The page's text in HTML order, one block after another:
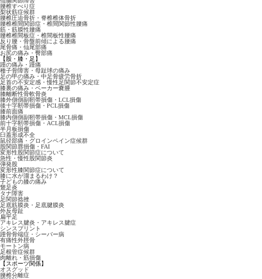
腰椎すべり症
梨状筋症候群
腰椎圧迫骨折・脊椎椎体骨折
腰椎椎間関節症・椎間関節性腰痛
筋・筋膜性腰痛
腰椎椎間板症・椎間板性腰痛
反り腰・骨盤前傾による腰痛
尾骨痛・仙尾部痛
お尻の痛み・臀部痛
【股・膝・足】
踵の痛み・踵痛
種子骨障害・母趾球の痛み
足の甲の痛み・中足骨疲労骨折
足首の不安定感・慢性足関節不安定症
膝裏の痛み・ベーカー嚢腫
膝離断性骨軟骨炎
膝外側側副靭帯損傷・LCL損傷
後十字靭帯損傷・PCL損傷
膝前面痛
膝内側側副靭帯損傷・MCL損傷
前十字靭帯損傷・ACL損傷
半月板損傷
臼蓋形成不全
鼠径部痛・グロインペイン症候群
股関節唇損傷・FAI
変形性股関節症について
急性・慢性股関節炎
弾発股
変形性膝関節症について
膝に水が溜まるわけ？
子どもの膝の痛み
鵞足炎
タナ障害
足関節捻挫
足底筋膜炎・足底腱膜炎
外反母趾
扁平足
アキレス腱炎・アキレス腱症
シンスプリント
踵骨骨端症・シーバー病
有痛性外脛骨
モートン病
足根管症候群
肉離れ・筋損傷
【スポーツ関係】
オスグッド
腰椎分離症